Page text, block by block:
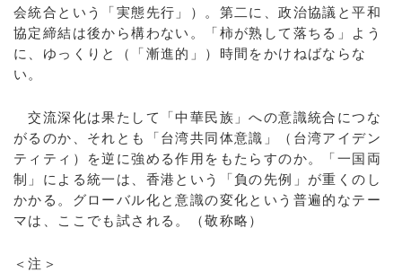
会統合という「実態先行」）。第二に、政治協議と平和
協定締結は後から構わない。「柿が熟して落ちる」よう
に、ゆっくりと（「漸進的」）時間をかけねばならな
い。
交流深化は果たして「中華民族」への意識統合につな
がるのか、それとも「台湾共同体意識」（台湾アイデン
ティティ）を逆に強める作用をもたらすのか。「一国両
制」による統一は、香港という「負の先例」が重くのし
かかる。グローバル化と意識の変化という普遍的なテー
マは、ここでも試される。（敬称略）
＜注＞